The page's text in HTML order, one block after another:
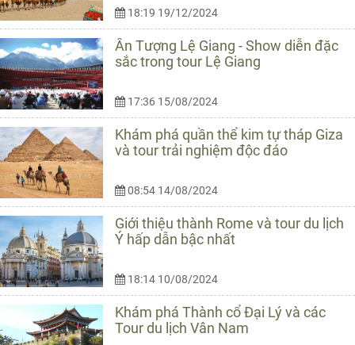
18:19 19/12/2024
Ấn Tượng Lệ Giang - Show diễn đặc
sắc trong tour Lệ Giang
17:36 15/08/2024
Khám phá quần thể kim tự tháp Giza
và tour trải nghiệm độc đáo
08:54 14/08/2024
Giới thiệu thành Rome và tour du lịch
Ý hấp dẫn bậc nhất
18:14 10/08/2024
Khám phá Thành cổ Đại Lý và các
Tour du lịch Vân Nam